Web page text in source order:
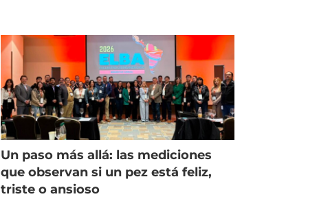
Un paso más allá: las mediciones
que observan si un pez está feliz,
triste o ansioso